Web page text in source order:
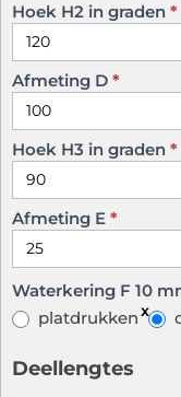
Hoek H2 in graden *
Afmeting D *
Hoek H3 in graden *
Afmeting E *
Waterkering F 10
platdrukken
Deellengtes